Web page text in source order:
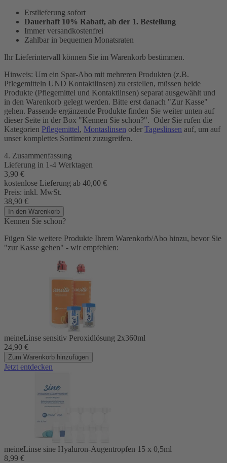
Erstlieferung sofort
Dauerhaft 10% Rabatt, ab der 1. Bestellung
Immer versandkostenfrei
Zahlbar in bequemen Monatsraten
Ihr Lieferintervall können Sie im Warenkorb bestimmen.
Hinweis: Um ein Spar-Abo mit mehreren Produkten (z.B.
Pflegemitteln UND Kontaktlinsen) zu erstellen, müssen beide
Produkte (Pflegemittel und Kontaktlinsen) separat ausgewählt und
in den Warenkorb gelegt werden. Bitte erst danach "Zur Kasse"
gehen. Passende ergänzende Produkte finden Sie weiter unten auf
dieser Seite in der Box "Kennen Sie schon?". Oder Sie rufen die
Kategorien Pflegemittel, Montaslinsen oder Tageslinsen auf, um auf
unser komplettes Sortiment zuzugreifen.
4. Zusammenfassung
Lieferung in 1-4 Werktagen
3,90 €
kostenlose Lieferung ab 40,00 €
Preis: inkl. MwSt.
38,90 €
In den Warenkorb
Kennen Sie schon?
Fügen Sie weitere Produkte Ihrem Warenkorb/Abo hinzu, bevor Sie
"zur Kasse gehen" - wir empfehlen:
meineLinse sensitiv Peroxidlösung 2x360ml
24,90 €
Zum Warenkorb hinzufügen
Jetzt entdecken
meineLinse sine Hyaluron-Augentropfen 15 x 0,5ml
8,99 €